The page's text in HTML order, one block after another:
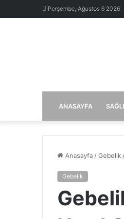
Perşembe, Ağustos 6 2026
ANASAYFA
Anasayfa /Gebelik
Gebelik